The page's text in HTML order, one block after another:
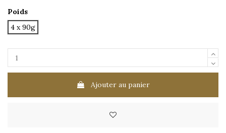
Poids
4 x 90g
Ajouter au panier